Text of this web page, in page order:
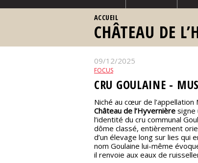
ACCUEIL
CHÂTEAU DE
09/12/2025
FOCUS
CRU GOULAINE -
Niché au cœur de
Château de l’Hyvernière signe
l’identité du cru communal
dôme classé, entièrement
d’un élevage long sur lies qui
nom Goulaine lui-même
il renvoie aux eaux de